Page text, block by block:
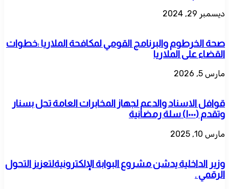
ديسمبر 29, 2024
صحة الخرطوم والبرنامج القومي لمكافحة الملاريا :خطوات
القضاء على الملاريا
مارس 5, 2026
قوافل الاسناد والدعم لجهاز المخابرات العامة تحل بسنار
وتقدم (١٠٠٠) سلة رمضانية
مارس 10, 2025
وزير الداخلية يدشن مشروع البوابة الإلكترونيةلتعزيز التحول
الرقمي .